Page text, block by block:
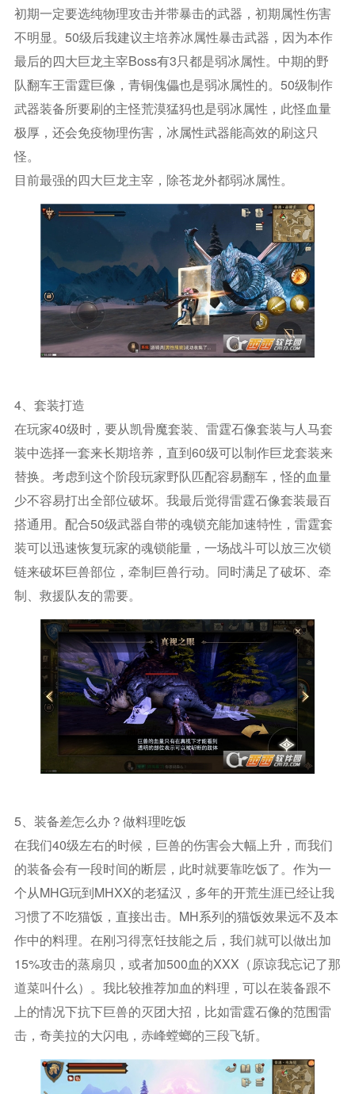
初期一定要选纯物理攻击并带暴击的武器，初期属性伤害
不明显。50级后我建议主培养冰属性暴击武器，因为本作
最后的四大巨龙主宰boss有3只都是弱冰属性。中期的野
队翻车王雷霆巨像，青铜傀儡也是弱冰属性的。50级制作
武器装备所要刷的主怪荒漠猛犸也是弱冰属性，此怪血量
极厚，还会免疫物理伤害，冰属性武器能高效的刷这只
怪。
目前最强的四大巨龙主宰，除苍龙外都弱冰属性。
4、套装打造
在玩家40级时，要从凯骨魔套装、雷霆石像套装与人马套
装中选择一套来长期培养，直到60级可以制作巨龙套装来
替换。考虑到这个阶段玩家野队匹配容易翻车，怪的血量
少不容易打出全部位破坏。我最后觉得雷霆石像套装最百
搭通用。配合50级武器自带的魂锁充能加速特性，雷霆套
装可以迅速恢复玩家的魂锁能量，一场战斗可以放三次锁
链来破坏巨兽部位，牵制巨兽行动。同时满足了破坏、牵
制、救援队友的需要。
5、装备差怎么办？做料理吃饭
在我们40级左右的时候，巨兽的伤害会大幅上升，而我们
的装备会有一段时间的断层，此时就要靠吃饭了。作为一
个从MHG玩到MHXX的老猛汉，多年的开荒生涯已经让我
习惯了不吃猫饭，直接出击。MH系列的猫饭效果远不及本
作中的料理。在刚习得烹饪技能之后，我们就可以做出加
15%攻击的蒸扇贝，或者加500血的XXX（原谅我忘记了那
道菜叫什么）。我比较推荐加血的料理，可以在装备跟不
上的情况下抗下巨兽的灭团大招，比如雷霆石像的范围雷
击，奇美拉的大闪电，赤峰螳螂的三段飞斩。